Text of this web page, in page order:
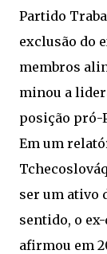
Partido
exclusão do
membros
minou a
posição pró-
Em um
ser um ativo
sentido, o
afirmou em